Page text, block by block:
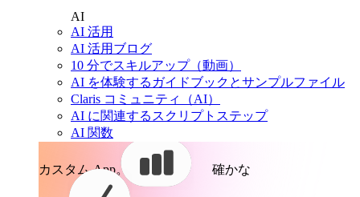
AI
AI 活用
AI 活用ブログ
10 分でスキルアップ（動画）
AI を体験するガイドブックとサンプルファイル
Claris コミュニティ（AI）
AI に関連するスクリプトステップ
AI 関数
カスタム App。 確かな